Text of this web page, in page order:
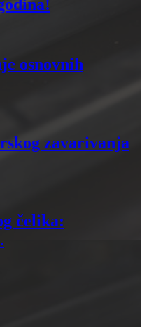
osnovnih
zavarivanja
čelika: